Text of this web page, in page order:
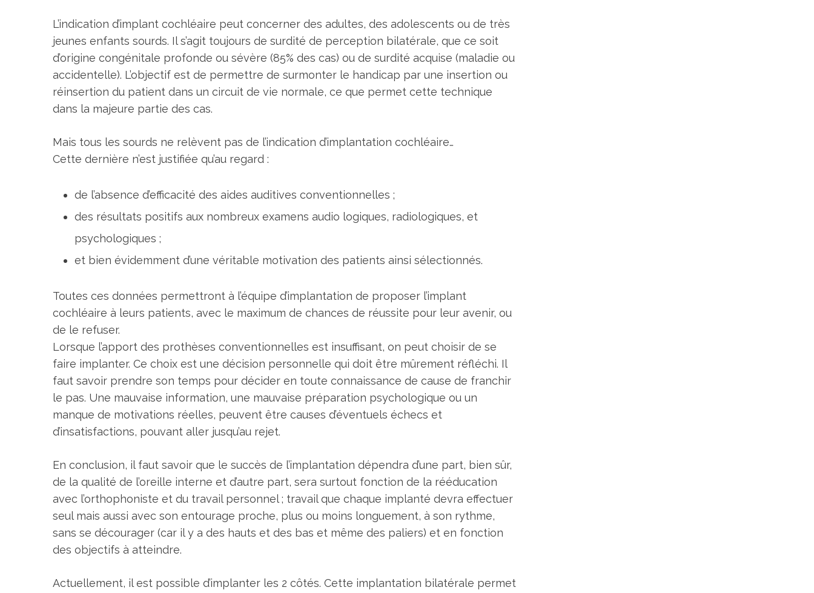
L’indication d’implant cochléaire peut concerner des adultes, des adolescents ou de très
jeunes enfants sourds. Il s’agit toujours de surdité de perception bilatérale, que ce soit
d’origine congénitale profonde ou sévère (85% des cas) ou de surdité acquise (maladie ou
accidentelle). L’objectif est de permettre de surmonter le handicap par une insertion ou
réinsertion du patient dans un circuit de vie normale, ce que permet cette technique
dans la majeure partie des cas.
Mais tous les sourds ne relèvent pas de l’indication d’implantation cochléaire…
Cette dernière n’est justifiée qu’au regard :
de l’absence d’efficacité des aides auditives conventionnelles ;
des résultats positifs aux nombreux examens audio logiques, radiologiques, et
psychologiques ;
et bien évidemment d’une véritable motivation des patients ainsi sélectionnés.
Toutes ces données permettront à l’équipe d’implantation de proposer l’implant
cochléaire à leurs patients, avec le maximum de chances de réussite pour leur avenir, ou
de le refuser.
Lorsque l’apport des prothèses conventionnelles est insuffisant, on peut choisir de se
faire implanter. Ce choix est une décision personnelle qui doit être mûrement réfléchi. Il
faut savoir prendre son temps pour décider en toute connaissance de cause de franchir
le pas. Une mauvaise information, une mauvaise préparation psychologique ou un
manque de motivations réelles, peuvent être causes d’éventuels échecs et
d’insatisfactions, pouvant aller jusqu’au rejet.
En conclusion, il faut savoir que le succès de l’implantation dépendra d’une part, bien sûr,
de la qualité de l’oreille interne et d’autre part, sera surtout fonction de la rééducation
avec l’orthophoniste et du travail personnel ; travail que chaque implanté devra effectuer
seul mais aussi avec son entourage proche, plus ou moins longuement, à son rythme,
sans se décourager (car il y a des hauts et des bas et même des paliers) et en fonction
des objectifs à atteindre.
Actuellement, il est possible d’implanter les 2 côtés. Cette implantation bilatérale permet